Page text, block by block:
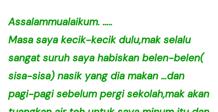
Assalammualaikum. …..
Masa saya kecik-kecik dulu,mak selalu
sangat suruh saya habiskan belen-belen(
sisa-sisa) nasik yang dia makan …dan
pagi-pagi sebelum pergi sekolah,mak akan